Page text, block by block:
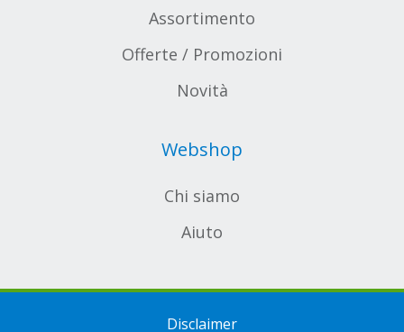
Assortimento
Offerte / Promozioni
Novità
Webshop
Chi siamo
Aiuto
Disclaimer